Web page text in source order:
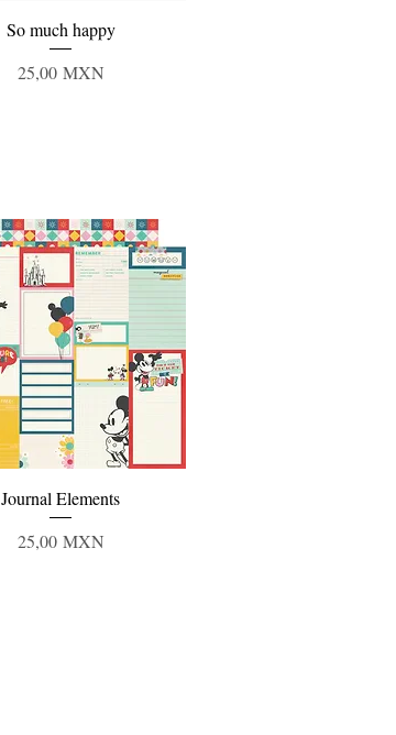
Vista rápida
So much happy
Precio
25,00 MXN
Vista rápida
Journal Elements
Precio
25,00 MXN